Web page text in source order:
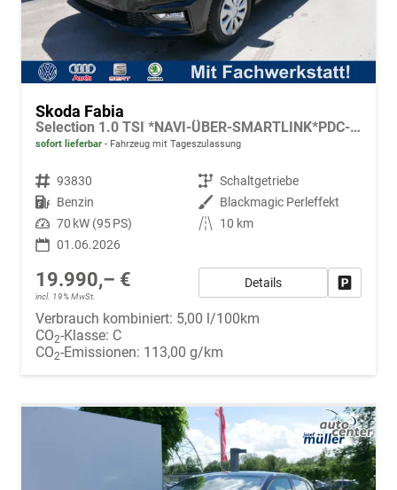
Skoda Fabia
Selection 1.0 TSI *NAVI-ÜBER-SMARTLINK*PDC-HI*LED*SHZ*KLIMA*RADIO
sofort lieferbar Fahrzeug mit Tageszulassung
Fahrzeugnr. 93830 Getriebe Schaltgetriebe
Kraftstoff Benzin Außenfarbe Blackmagic Perleffekt
Leistung 70 kW (95 PS) Kilometerstand
10 km
01.06.2026
19.990,– €
incl. 19% MwSt.
Details
Verbrauch kombiniert: 5,00 l/100km
CO2-Klasse: C
CO2-Emissionen: 113,00 g/km